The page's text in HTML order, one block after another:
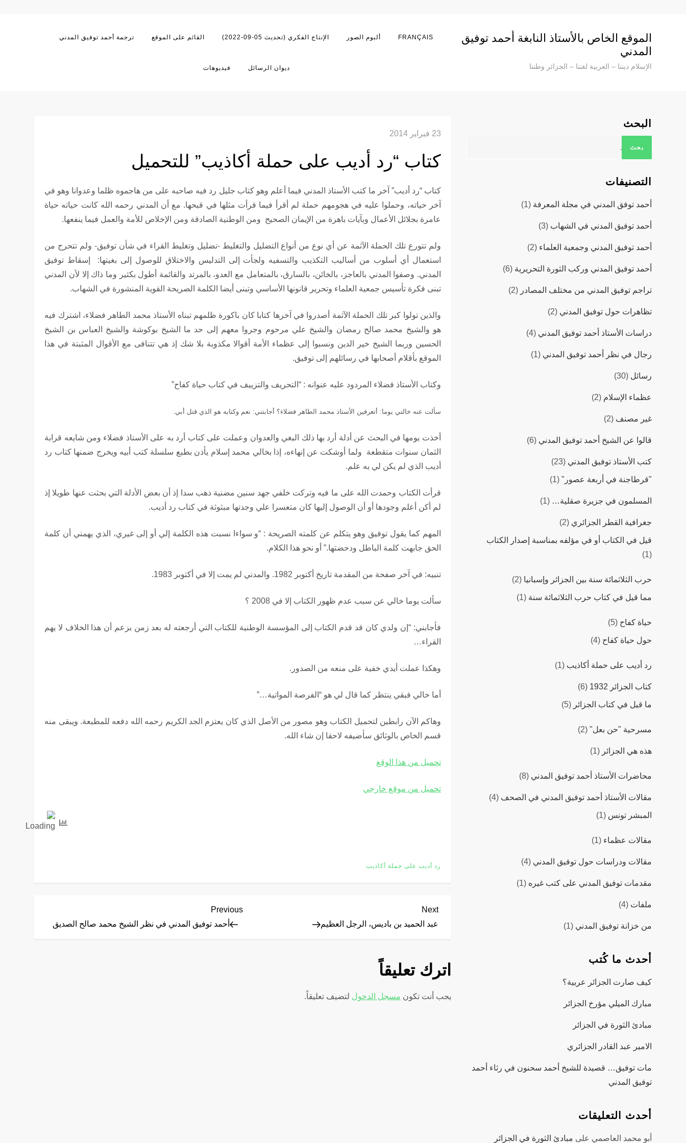
الموقع الخاص بالأستاذ النابغة أحمد توفيق
المدني
الإسلام ديننا – العربية لغتنا – الجزائر وطننا
FRANÇAIS ألبوم الصور اﻹنتاج الفكري (تحديث 05-09-2022) القائم على الموقع ترجمة أحمد توفيق المدني
ديوان الرسائل فيديوهات
23 فبراير 2014
كتاب “رد أديب على حملة أكاذيب” للتحميل
كتاب “رد أديب” آخر ما كتب اﻷستاذ المدني فيما أعلم وهو كتاب جليل رد فيه صاحبه على من هاجموه ظلما وعدوانا وهو في
آخر حياته، وحملوا عليه في هجومهم حملة لم أقرأ فيما قرأت مثلها في قبحها. مع أن المدني رحمه الله كانت حياته حياة
عامرة بجلائل اﻷعمال وبآيات باهرة من اﻹيمان الصحيح ومن الوطنية الصادقة ومن اﻹخلاص للأمة والعمل فيما ينفعها.
ولم تتورع تلك الحملة اﻵثمة عن أي نوع من أنواع التضليل والتغليط -تضليل وتغليط القراء في شأن توفيق- ولم تتحرج من
استعمال أي أسلوب من أساليب التكذيب والتسفيه ولجأت إلى التدليس والاختلاق للوصول إلى بغيتها: إسقاط توفيق
المدني. وصفوا المدني بالعاجز، بالخائن، بالسارق، بالمتعامل مع العدو، بالمرتد والقائمة أطول بكثير وما ذاك إلا ﻷن المدني
تبنى فكرة تأسيس جمعية العلماء وتحرير قانونها اﻷساسي وتبنى أيضا الكلمة الصريحة القوية المنشورة في الشهاب.
والذين تولوا كبر تلك الحملة اﻵثمة أصدروا في آخرها كتابا كان باكورة ظلمهم تبناه اﻷستاذ محمد الطاهر فضلاء، اشترك فيه
هو والشيخ محمد صالح رمضان والشيخ علي مرحوم وجروا معهم إلى حد ما الشيخ بوكوشة والشيخ العباس بن الشيخ
الحسين وربما الشيخ خير الدين ونسبوا إلى عظماء اﻷمة أقوالا مكذوبة بلا شك إذ هي تتنافى مع اﻷقوال المثبتة في هذا
الموقع بأقلام أصحابها في رسائلهم إلى توفيق.
وكتاب اﻷستاذ فضلاء المردود عليه عنوانه : “التحريف والتزييف في كتاب حياة كفاح”
سألت عنه خالتي يوما: أتعرفين اﻷستاذ محمد الطاهر فضلاء؟ أجابتني: نعم وكتابه هو الذي قتل أبي.
أخذت يومها في البحث عن أدلة أرد بها ذلك البغي والعدوان وعملت على كتاب أرد به على اﻷستاذ فضلاء ومن شايعه قرابة
الثمان سنوات متقطعة ولما أوشكت عن إنهاءه، إذا بخالي محمد إسلام يأذن بطبع سلسلة كتب أبيه ويخرج ضمنها كتاب رد
أديب الذي لم يكن لي به علم.
قرأت الكتاب وحمدت الله على ما فيه وتركت خلفي جهد سنين مضنية ذهب سدا إذ أن بعض اﻷدلة التي بحثت عنها طويلا إذ
لم أكن أعلم وجودها أو أن الوصول إليها كان متعسرا علي وجدتها مبثوثة في كتاب رد أديب.
المهم كما يقول توفيق وهو يتكلم عن كلمته الصريحة : “و سواءا نسبت هذه الكلمة إلي أو إلى غيري، الذي يهمني أن كلمة
الحق جابهت كلمة الباطل ودحضتها.” أو نحو هذا الكلام.
تنبيه: في آخر صفحة من المقدمة تاريخ أكتوبر 1982. والمدني لم يمت إلا في أكتوبر 1983.
سألت يوما خالي عن سبب عدم ظهور الكتاب إلا في 2008 ؟
فأجابني: “إن ولدي كان قد قدم الكتاب إلى المؤسسة الوطنية للكتاب التي أرجعته له بعد زمن بزعم أن هذا الخلاف لا يهم
القراء…
وهكذا عملت أيدي خفية على منعه من الصدور.
أما خالي فبقي ينتظر كما قال لي هو “الفرصة المواتية…”
وهاكم اﻵن رابطين لتحميل الكتاب وهو مصور من اﻷصل الذي كان يعتزم الجد الكريم رحمه الله دفعه للمطبعة. ويبقى منه
قسم الخاص بالوثائق سأضيفه لاحقا إن شاء الله.
تحميل من هذا الوقع
تحميل من موقع خارجي
رد أديب على حملة أكاذيب
ت
فّ
ح
Previous
Post
Previous
أحمد توفيق المدني في نظر الشيخ محمد صالح الصديق
Next
Post
Next
عبد الحميد بن باديس، الرجل العظيم
اترك تعليقاً
يجب أنت تكون مسجل الدخول لتضيف تعليقاً.
البحث
التصنيفات
أحمد توفق المدني في مجلة المعرفة (1)
أحمد توفيق المدني في الشهاب (3)
أحمد توفيق المدني وجمعية العلماء (2)
أحمد توفيق المدني وركب الثورة التحريرية (6)
تراجم توفيق المدني من مختلف المصادر (2)
تظاهرات حول توفيق المدني (2)
دراسات اﻷستاذ أحمد توفيق المدني (4)
رجال في نظر أحمد توفيق المدني (1)
رسائل (30)
عظماء الإسلام (2)
غير مصنف (2)
قالوا عن الشيخ أحمد توفيق المدني (6)
كتب اﻷستاذ توفيق المدني (23)
"قرطاجنة في أربعة عصور" (1)
المسلمون في جزيرة صقلية… (1)
جغرافية القطر الجزائري (2)
قيل في الكتاب أو في مؤلفه بمناسبة إصدار الكتاب
(1)
حرب الثلاثمائة سنة بين الجزائر وإسبانيا (2)
مما قيل في كتاب حرب الثلاثمائة سنة (1)
حياة كفاح (5)
حول حياة كفاح (4)
رد أديب على حملة أكاذيب (1)
كتاب الجزائر 1932 (6)
ما قيل في كتاب الجزائر (5)
مسرحية "حن بعل" (2)
هذه هي الجزائر (1)
محاضرات اﻷستاذ أحمد توفيق المدني (8)
مقالات اﻷستاذ أحمد توفيق المدني في الصحف (4)
المبشر تونس (1)
مقالات عظماء (1)
مقالات ودراسات حول توفيق المدني (4)
مقدمات توفيق المدني على كتب غيره (1)
ملفات (4)
من خزانة توفيق المدني (1)
أحدث ما كُتب
كيف صارت الجزائر عربية؟
مبارك الميلي مؤرخ الجزائر
مبادئ الثورة في الجزائر
الامير عبد القادر الجزائري
مات توفيق… قصيدة للشيخ أحمد سحنون في رثاء أحمد
توفيق المدني
أحدث التعليقات
أبو محمد العاصمي على مبادئ الثورة في الجزائر